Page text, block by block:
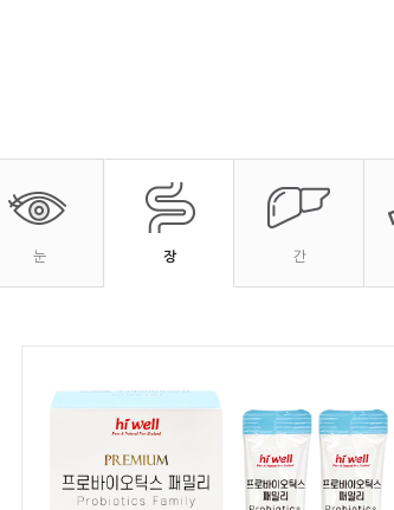
눈 장 간